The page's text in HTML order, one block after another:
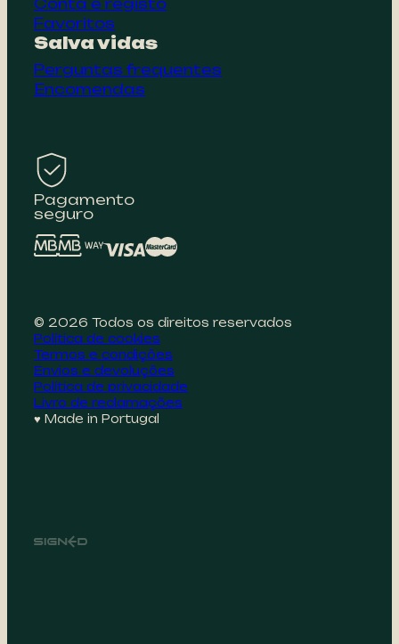
Conta e registo
Favoritos
Salva vidas
Perguntas frequentes
Encomendas
Pagamento
seguro
© 2026 Todos os direitos reservados
Política de cookies
Termos e condições
Envios e devoluções
Política de privacidade
Livro de reclamações
♥ Made in Portugal